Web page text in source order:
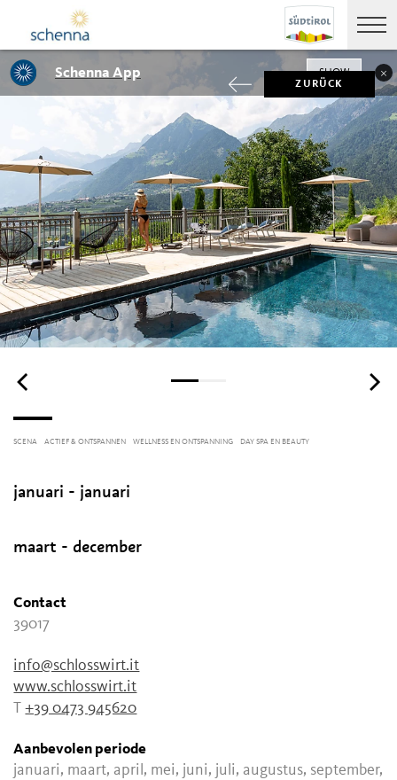
ZURÜCK
SCENA ACTIEF & ONTSPANNEN WELLNESS EN ONTSPANNING DAY SPA EN BEAUTY
januari - januari
maart - december
Contact
39017
info@schlosswirt.it
www.schlosswirt.it
T+39 0473 945620
Aanbevolen periode
januari, maart, april, mei, juni, juli, augustus, september,
Schenna App SHOW